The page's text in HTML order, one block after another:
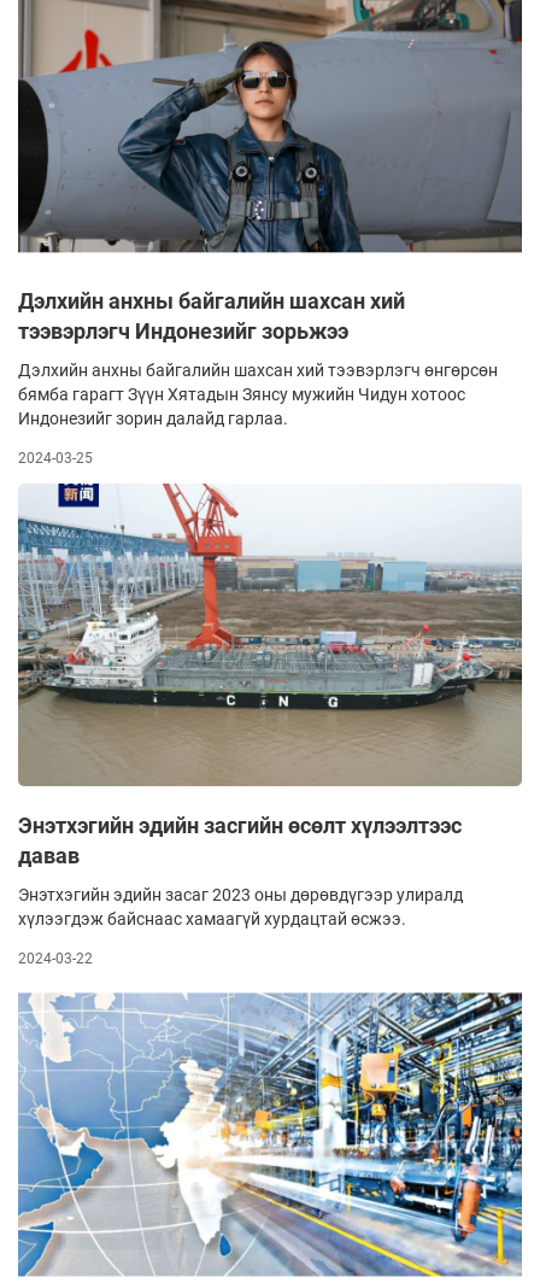
Дэлхийн анхны байгалийн шахсан хий
тээвэрлэгч Индонезийг зорьжээ
Дэлхийн анхны байгалийн шахсан хий тээвэрлэгч өнгөрсөн
бямба гарагт Зүүн Хятадын Зянсу мужийн Чидун хотоос
Индонезийг зорин далайд гарлаа.
2024-03-25
Энэтхэгийн эдийн засгийн өсөлт хүлээлтээс
давав
Энэтхэгийн эдийн засаг 2023 оны дөрөвдүгээр улиралд
хүлээгдэж байснаас хамаагүй хурдацтай өсжээ.
2024-03-22